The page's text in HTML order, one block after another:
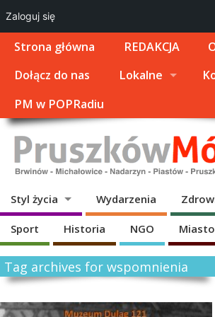
Strona główna REDAKCJA
Dołącz do nas
Lokalne
PM w POPRadiu
Styl życia Wydarzenia
Sport Historia NGO Miasto
Tag archives for wspomnienia
Zaloguj się